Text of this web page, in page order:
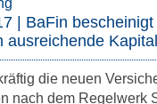
| BaFin bescheinigt
ausreichende
die neuen
nach dem Regelwerk